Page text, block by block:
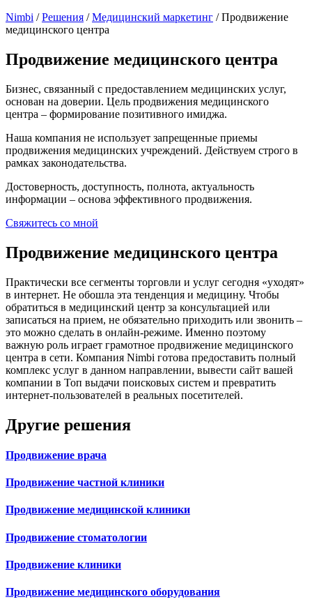
Nimbi /Решения /Медицинский маркетинг / Продвижение
медицинского центра
Продвижение медицинского центра
Бизнес, связанный с предоставлением медицинских услуг,
основан на доверии. Цель продвижения медицинского
центра – формирование позитивного имиджа.
Наша компания не использует запрещенные приемы
продвижения медицинских учреждений. Действуем строго в
рамках законодательства.
Достоверность, доступность, полнота, актуальность
информации – основа эффективного продвижения.
Свяжитесь со мной
Продвижение медицинского центра
Практически все сегменты торговли и услуг сегодня «уходят»
в интернет. Не обошла эта тенденция и медицину. Чтобы
обратиться в медицинский центр за консультацией или
записаться на прием, не обязательно приходить или звонить –
это можно сделать в онлайн-режиме. Именно поэтому
важную роль играет грамотное продвижение медицинского
центра в сети. Компания Nimbi готова предоставить полный
комплекс услуг в данном направлении, вывести сайт вашей
компании в Топ выдачи поисковых систем и превратить
интернет-пользователей в реальных посетителей.
Другие решения
Продвижение врача
Продвижение частной клиники
Продвижение медицинской клиники
Продвижение стоматологии
Продвижение клиники
Продвижение медицинского оборудования